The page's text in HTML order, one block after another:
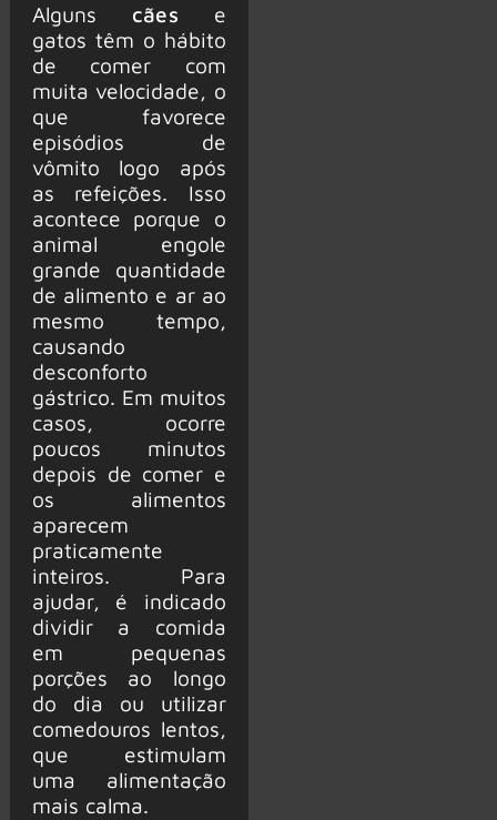
Alguns cães e
gatos têm o hábito
de comer com
muita velocidade, o
que favorece
episódios de
vômito logo após
as refeições. Isso
acontece porque o
animal engole
grande quantidade
de alimento e ar ao
mesmo tempo,
causando
desconforto
gástrico. Em muitos
casos, ocorre
poucos minutos
depois de comer e
os alimentos
aparecem
praticamente
inteiros. Para
ajudar, é indicado
dividir a comida
em pequenas
porções ao longo
do dia ou utilizar
comedouros lentos,
que estimulam
uma alimentação
mais calma.